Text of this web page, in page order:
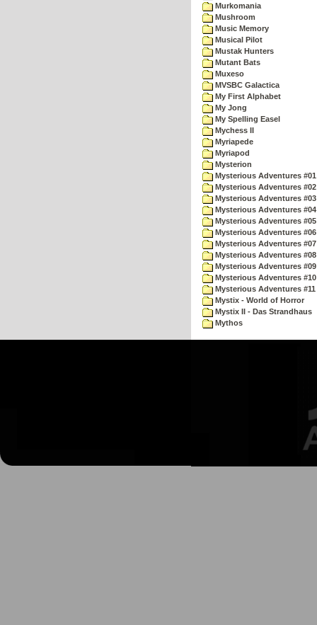
Murkomania
Mushroom
Music Memory
Musical Pilot
Mustak Hunters
Mutant Bats
Muxeso
MVSBC Galactica
My First Alphabet
My Jong
My Spelling Easel
Mychess II
Myriapede
Myriapod
Mysterion
Mysterious Adventures
Mysterious Adventures
Mysterious Adventures
Mysterious Adventures
Mysterious Adventures
Mysterious Adventures
Mysterious Adventures
Mysterious Adventures
Mysterious Adventures
Mysterious Adventures
Mysterious Adventures
Mystix - World of Horror
Mystix II - Das Strandhaus
Mythos